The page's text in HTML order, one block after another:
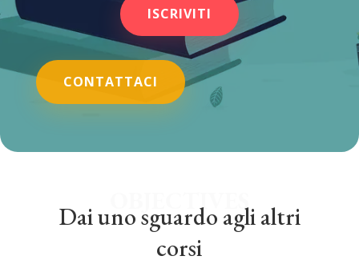
ISCRIVITI
CONTATTACI
OBJECTIVES
Dai uno sguardo agli altri
corsi